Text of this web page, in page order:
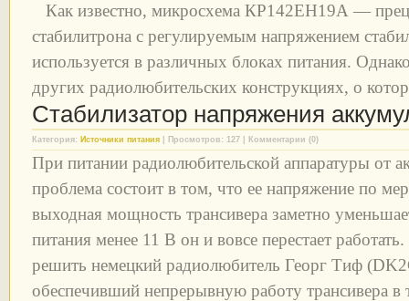
Как известно, микросхема КР142ЕН19А —
стабилитрона с регулируемым напряжением
используется в различных блоках питания.
других радиолюбительских конструкциях, о
Стабилизатор напряжения
Категория: Источники питания | Просмотров: 127 | Комментарии (0)
При питании радиолюбительской аппаратуры от
проблема состоит в том, что ее напряжение по
выходная мощность трансивера заметно
питания менее 11 В он и вовсе перестает
решить немецкий радиолюбитель Георг Тиф
обеспечивший непрерывную работу трансивера в